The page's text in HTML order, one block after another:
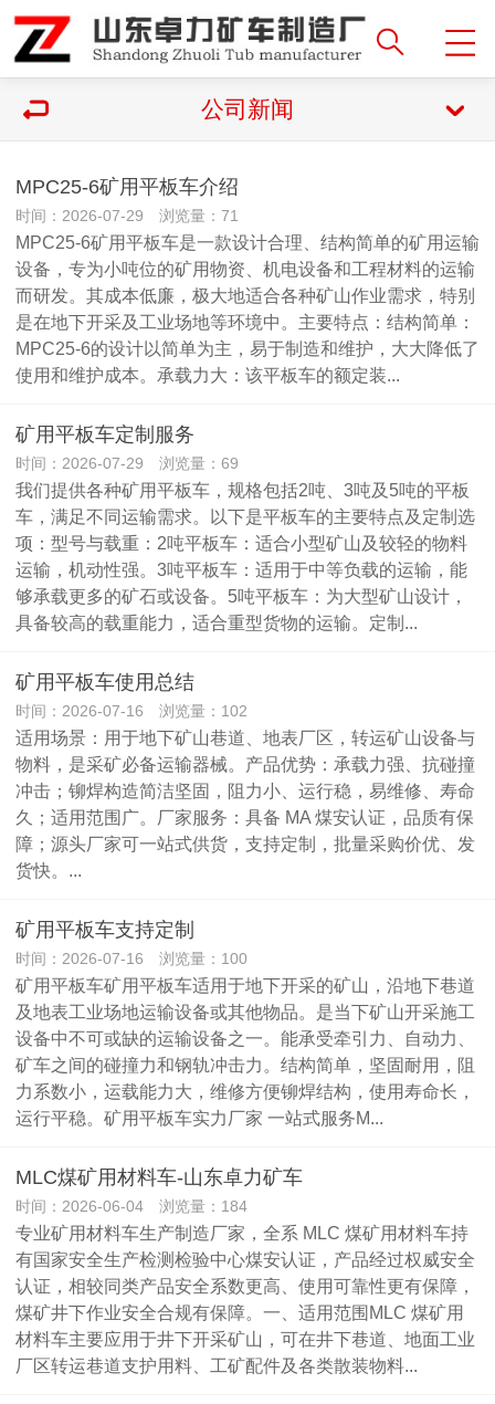
公司新闻
MPC25-6矿用平板车介绍
时间：2026-07-29 浏览量：71
MPC25-6矿用平板车是一款设计合理、结构简单的矿用运输
设备，专为小吨位的矿用物资、机电设备和工程材料的运输
而研发。其成本低廉，极大地适合各种矿山作业需求，特别
是在地下开采及工业场地等环境中。主要特点：结构简单：
MPC25-6的设计以简单为主，易于制造和维护，大大降低了
使用和维护成本。承载力大：该平板车的额定装...
矿用平板车定制服务
时间：2026-07-29 浏览量：69
我们提供各种矿用平板车，规格包括2吨、3吨及5吨的平板
车，满足不同运输需求。以下是平板车的主要特点及定制选
项：型号与载重：2吨平板车：适合小型矿山及较轻的物料
运输，机动性强。3吨平板车：适用于中等负载的运输，能
够承载更多的矿石或设备。5吨平板车：为大型矿山设计，
具备较高的载重能力，适合重型货物的运输。定制...
矿用平板车使用总结
时间：2026-07-16 浏览量：102
适用场景：用于地下矿山巷道、地表厂区，转运矿山设备与
物料，是采矿必备运输器械。产品优势：承载力强、抗碰撞
冲击；铆焊构造简洁坚固，阻力小、运行稳，易维修、寿命
久；适用范围广。厂家服务：具备 MA 煤安认证，品质有保
障；源头厂家可一站式供货，支持定制，批量采购价优、发
货快。...
矿用平板车支持定制
时间：2026-07-16 浏览量：100
矿用平板车矿用平板车适用于地下开采的矿山，沿地下巷道
及地表工业场地运输设备或其他物品。是当下矿山开采施工
设备中不可或缺的运输设备之一。能承受牵引力、自动力、
矿车之间的碰撞力和钢轨冲击力。结构简单，坚固耐用，阻
力系数小，运载能力大，维修方便铆焊结构，使用寿命长，
运行平稳。矿用平板车实力厂家 一站式服务M...
MLC煤矿用材料车-山东卓力矿车
时间：2026-06-04 浏览量：184
专业矿用材料车生产制造厂家，全系 MLC 煤矿用材料车持
有国家安全生产检测检验中心煤安认证，产品经过权威安全
认证，相较同类产品安全系数更高、使用可靠性更有保障，
煤矿井下作业安全合规有保障。一、适用范围MLC 煤矿用
材料车主要应用于井下开采矿山，可在井下巷道、地面工业
厂区转运巷道支护用料、工矿配件及各类散装物料...